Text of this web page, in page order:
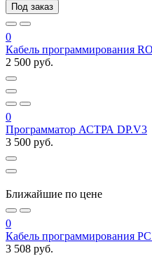
Под заказ
0
Кабель программирования
2 500 руб.
0
Программатор АСТРА DP.V3
3 500 руб.
Ближайшие по цене
0
Кабель программирования
3 508 руб.